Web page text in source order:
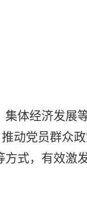
体经济发展
动党员群众
式，有效激